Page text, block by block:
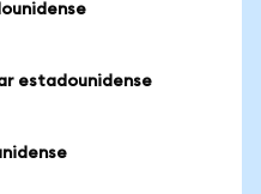
estadounidense